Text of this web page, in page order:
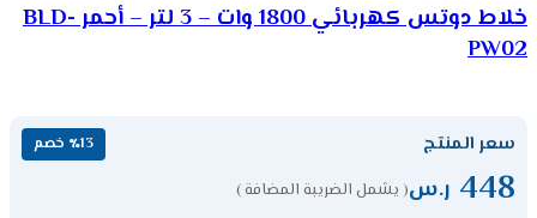
خلاط دوتس كهربائي 1800 وات – 3 لتر – أحمر BLD-
PW02
سعر المنتج ٪13 خصم
448 ر.س( يشمل الضريبة المضافة )